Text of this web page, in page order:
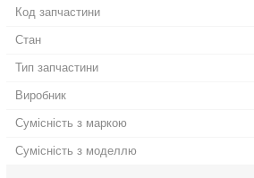
Код запчастини
Стан
Тип запчастини
Виробник
Сумісність з маркою
Сумісність з моделлю